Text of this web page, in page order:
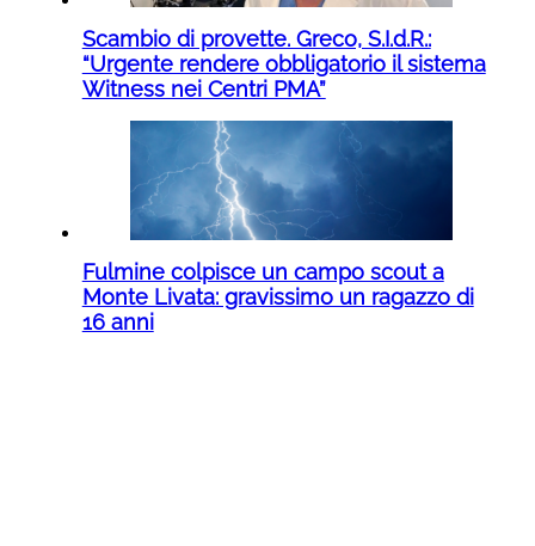
Scambio di provette. Greco, S.I.d.R.:
“Urgente rendere obbligatorio il sistema
Witness nei Centri PMA”
Fulmine colpisce un campo scout a
Monte Livata: gravissimo un ragazzo di
16 anni